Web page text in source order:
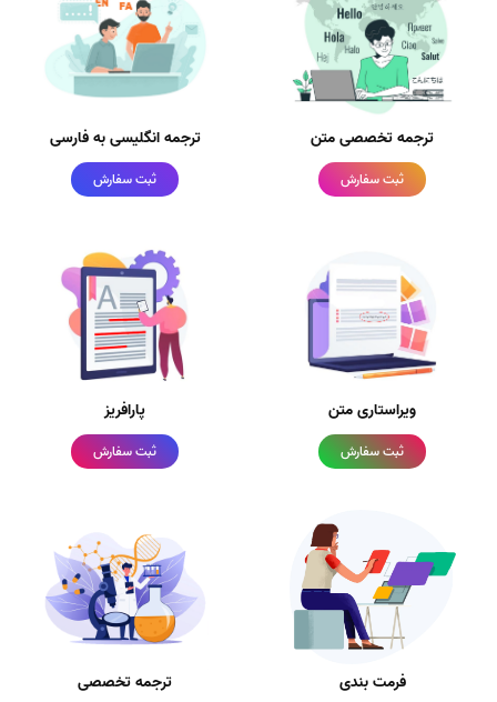
ترجمه تخصصی متن
ثبت سفارش
ترجمه انگلیسی به فارسی
ثبت سفارش
ویراستاری متن
ثبت سفارش
پارافریز
ثبت سفارش
فرمت بندی ترجمه تخصصی